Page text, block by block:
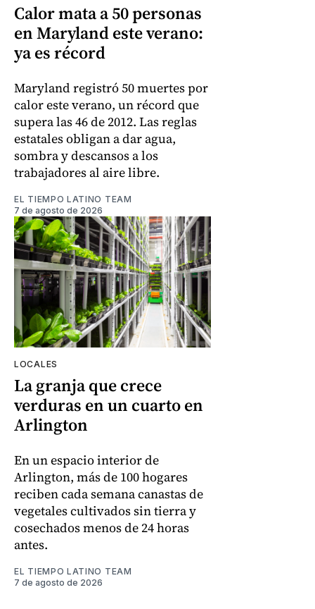
Calor mata a 50 personas
en Maryland este verano:
ya es récord
Maryland registró 50 muertes por
calor este verano, un récord que
supera las 46 de 2012. Las reglas
estatales obligan a dar agua,
sombra y descansos a los
trabajadores al aire libre.
EL TIEMPO LATINO TEAM
7 de agosto de 2026
LOCALES
La granja que crece
verduras en un cuarto en
Arlington
En un espacio interior de
Arlington, más de 100 hogares
reciben cada semana canastas de
vegetales cultivados sin tierra y
cosechados menos de 24 horas
antes.
EL TIEMPO LATINO TEAM
7 de agosto de 2026